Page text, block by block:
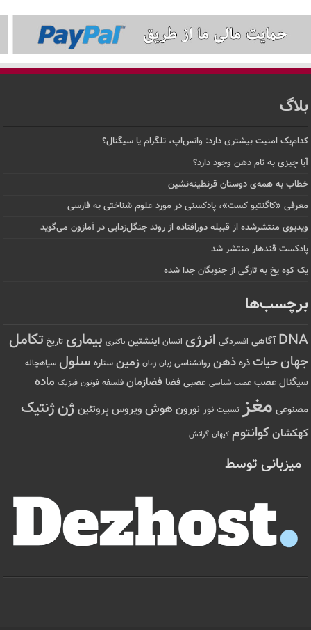
بلاگ
کدام‌یک امنیت بیشتری دارد: واتس‌اپ، تلگرام یا سیگنال؟
آیا چیزی به نام ذهن وجود دارد؟
خطاب به همه‌ی دوستان قرنطینه‌نشین
معرفی «کاگنتیو کست»، پادکستی در مورد علوم شناختی به فارسی
ویدیوی منتشرشده از قبیله دورافتاده‌ از روند جنگل‌زدایی در آمازون می‌گوید
پادکست قندهار منتشر شد
یک کوه یخ به تازگی از جنوبگان جدا شده
برچسب‌ها
DNA آگاهی افسردگی انرژی انسان اینشتین باکتری بیماری تاریخ تکامل
جهانحیات ذره ذهن روانشناسی زبان زمان زمین ستاره سلول سیاهچاله
سیگنال عصب عصب شناسی عصبی فضا فضازمان فلسفه فوتون فیزیک ماده
مصنوعی مغز نسبیت نور نورون هوش ویروس پروتئین ژنژنتیک
کهکشانکوانتوم کیهان گرانش
میزبانی توسط